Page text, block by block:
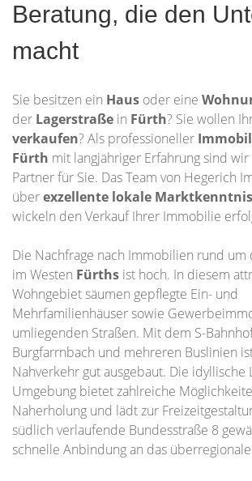
Beratung, die den
macht
Sie besitzen ein Haus oder eine
der Lagerstraße in Fürth? Sie wollen
verkaufen? Als professioneller
Fürth mit langjähriger Erfahrung sind
Partner für Sie. Das Team von Hegerich
überexzellente lokale
wickeln den Verkauf Ihrer Immobilie
Die Nachfrage nach Immobilien rund um
im Westen Fürths ist hoch. In diesem
Wohngebiet säumen gepflegte Ein- und
Mehrfamilienhäuser sowie
umliegenden Straßen. Mit dem S-
Burgfarrnbach und mehreren Buslinien
Nahverkehr gut ausgebaut. Die idyllische
Umgebung bietet zahlreiche
Naherholung und lädt zur
südlich verlaufende Bundesstraße 8
schnelle Anbindung an das